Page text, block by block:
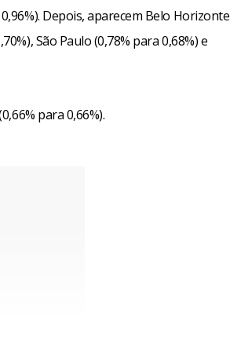
Depois, aparecem Belo Horizonte
São Paulo (0,78% para 0,68%) e
para 0,66%).